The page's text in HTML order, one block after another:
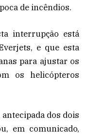
de incêndios.
interrupção está
e que esta
para ajustar os
os helicópteros
dos dois
em comunicado,